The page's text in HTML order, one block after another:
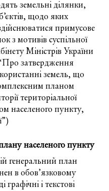
земельні ділянки,
щодо яких
примусове
з мотивів суспільної
Міністрів України
затвердження
земель, що
планом
територіальної
населеного пункту,
)
населеного пункту
генеральний план
в обов’язковому
і текстові